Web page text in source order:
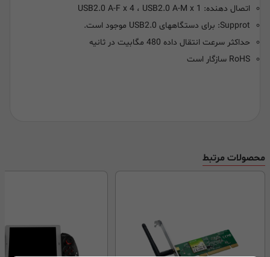
اتصال دهنده: USB2.0 A-F x 4 ، USB2.0 A-M x 1
Supprot: برای دستگاههای USB2.0 موجود است.
حداکثر سرعت انتقال داده 480 مگابیت در ثانیه
RoHS سازگار است
محصولات مرتبط